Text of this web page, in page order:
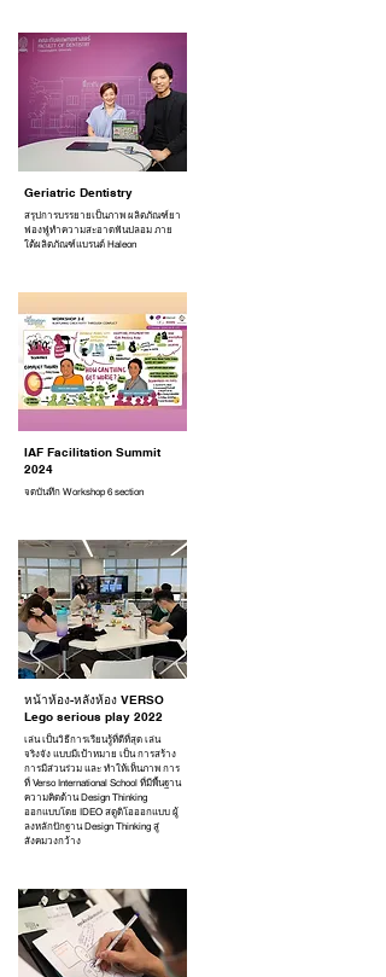
Geriatric Dentistry
สรุปการบรรยายเป็นภาพ ผลิตภัณฑ์ยา
ฟองฟู่ทำความสะอาดฟันปลอม ภาย
ใต้ผลิตภัณฑ์แบรนด์ Haleon
IAF Facilitation Summit
2024
จดบันทึก Workshop 6 section
หน้าห้อง-หลังห้อง VERSO
Lego serious play 2022
เล่น เป็นวิธีการเรียนรู้ที่ดีที่สุด เล่น
จริงจัง แบบมีเป้าหมาย เป็น การสร้าง
การมีส่วนร่วม และ ทำให้เห็นภาพ การ
ที่ Verso International School ที่มีพื้นฐาน
ความคิดด้าน Design Thinking
ออกแบบโดย IDEO สตูดิโอออกแบบ ผู้
ลงหลักปักฐาน Design Thinking สู่
สังคมวงกว้าง